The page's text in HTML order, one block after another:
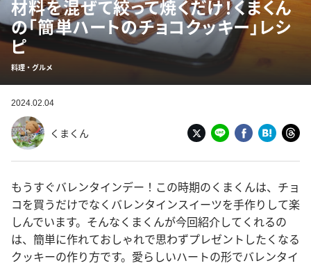
材料を混ぜて絞って焼くだけ！くまくん
の「簡単ハートのチョコクッキー」レシ
ピ
料理・グルメ
2024.02.04
くまくん
もうすぐバレンタインデー！この時期のくまくんは、チョ
コを買うだけでなくバレンタインスイーツを手作りして楽
しんでいます。そんなくまくんが今回紹介してくれるの
は、簡単に作れておしゃれで思わずプレゼントしたくなる
クッキーの作り方です。愛らしいハートの形でバレンタイ